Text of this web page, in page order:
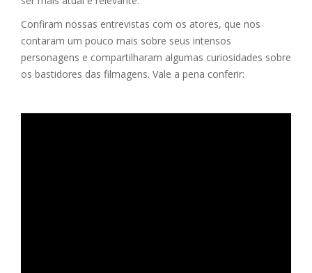
Confiram nossas entrevistas com os atores, que nos
contaram um pouco mais sobre seus intensos
personagens e compartilharam algumas curiosidades sobre
os bastidores das filmagens. Vale a pena conferir: